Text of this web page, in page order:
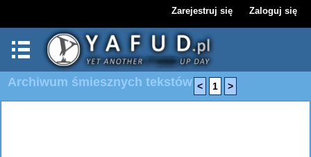
Zarejestruj się Zaloguj się
Archiwum śmiesznych tekstów < 1 >